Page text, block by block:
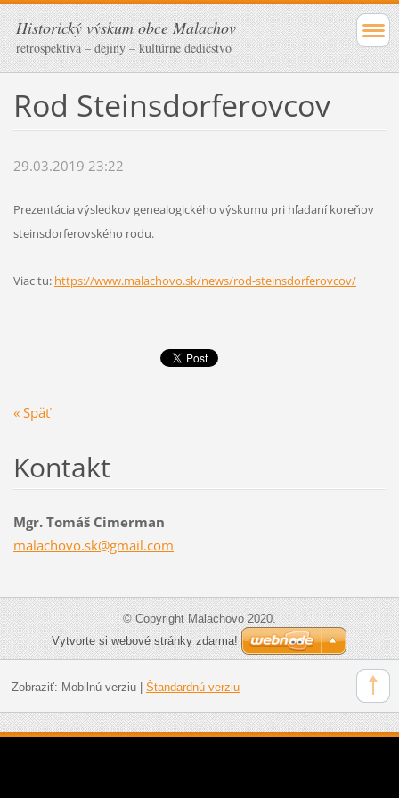
Historický výskum obce Malachov
retrospektíva – dejiny – kultúrne dedičstvo
Rod Steinsdorferovcov
29.03.2019 23:22
Prezentácia výsledkov genealogického výskumu pri hľadaní koreňov
steinsdorferovského rodu.
Viac tu: https://www.malachovo.sk/news/rod-steinsdorferovcov/
« Späť
Kontakt
Mgr. Tomáš Cimerman
malachovo.sk@gmail.com
© Copyright Malachovo 2020.
Vytvorte si webové stránky zdarma!
Zobraziť: Mobilnú verziu| Štandardnú verziu